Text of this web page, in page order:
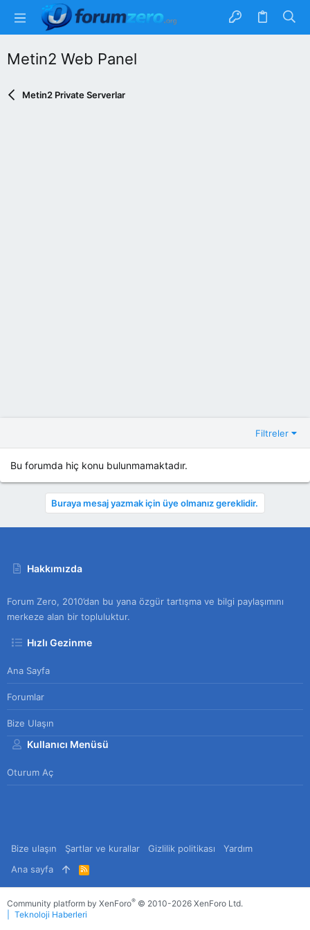
Metin2 Web Panel
Metin2 Private Serverlar
Filtreler
Bu forumda hiç konu bulunmamaktadır.
Buraya mesaj yazmak için üye olmanız gereklidir.
Hakkımızda
Forum Zero, 2010’dan bu yana özgür tartışma ve bilgi paylaşımını
merkeze alan bir topluluktur.
Hızlı Gezinme
Ana Sayfa
Forumlar
Bize Ulaşın
Kullanıcı Menüsü
Oturum Aç
Bize ulaşın Şartlar ve kurallar Gizlilik politikası
Yardım
Ana sayfa
R
S
S
Community platform by XenForo® © 2010-2026 XenForo Ltd.
Teknoloji Haberleri